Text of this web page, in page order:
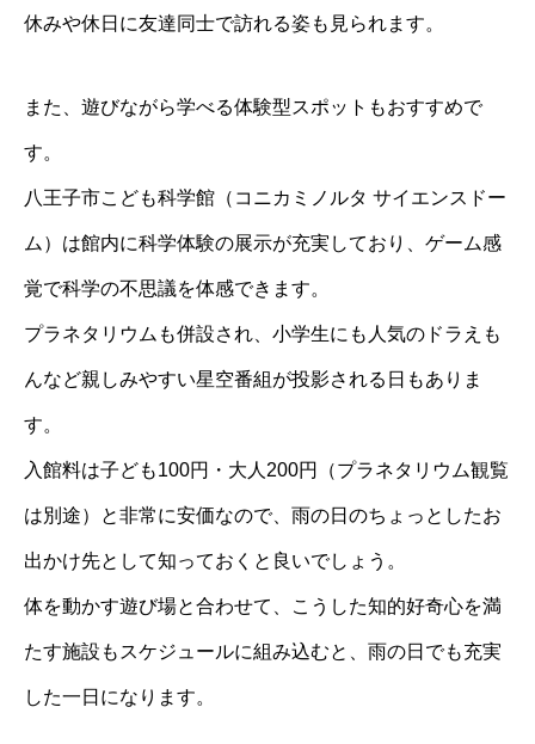
休みや休日に友達同士で訪れる姿も見られます。
また、遊びながら学べる体験型スポットもおすすめで
す。
八王子市こども科学館（コニカミノルタ サイエンスドー
ム）は館内に科学体験の展示が充実しており、ゲーム感
覚で科学の不思議を体感できます。
プラネタリウムも併設され、小学生にも人気のドラえも
んなど親しみやすい星空番組が投影される日もありま
す。
入館料は子ども100円・大人200円（プラネタリウム観覧
は別途）と非常に安価なので、雨の日のちょっとしたお
出かけ先として知っておくと良いでしょう。
体を動かす遊び場と合わせて、こうした知的好奇心を満
たす施設もスケジュールに組み込むと、雨の日でも充実
した一日になります。